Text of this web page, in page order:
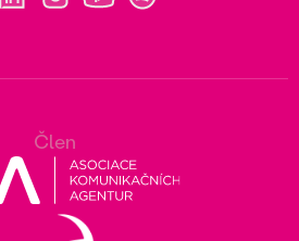
Člen